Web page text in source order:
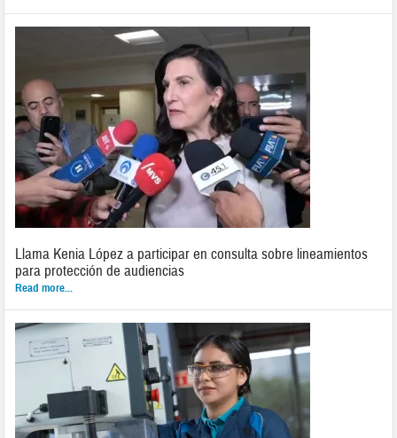
Llama Kenia López a participar en consulta sobre lineamientos
para protección de audiencias
Read more...